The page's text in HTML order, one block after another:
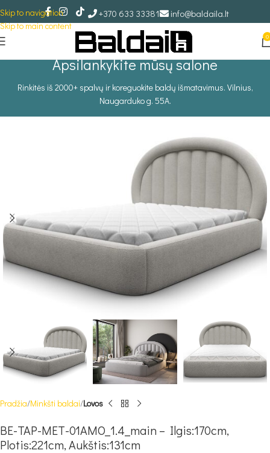
Skip to navigation
Skip to main content
+370 633 33381 info@baldaila.lt
0
Apsilankykite mūsų salone
Rinkitės iš 2000+ spalvų ir koreguokite baldų išmatavimus. Vilnius,
Naugarduko g. 55A.
Pradžia Minkšti baldai Lovos
BE-TAP-MET-01AMO_1.4_main – Ilgis:170cm,
Plotis:221cm, Aukštis:131cm